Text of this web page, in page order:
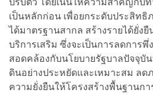
เป็นหลักก่อน เพื่อยกระดับประสิทธิ
ได้มาตรฐานสากล สร้างรายได้ยั่ง
บริการเสริม ซึ่งจะเป็นการลดการ
สอดคล้องกับนโยบายรัฐบาลปัจจุบั
ดินอย่างประหยัดและเหมาะสม ลด
ความยั่งยืนให้โครงสร้างพื้นฐานก